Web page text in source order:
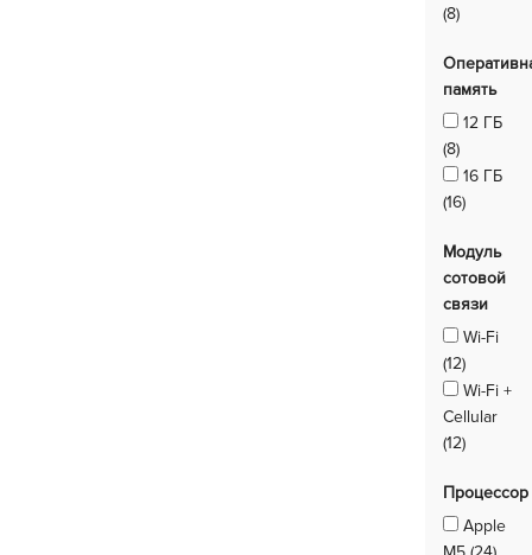
(8)
память
12 ГБ
(8)
16 ГБ
(16)
Модуль
сотовой
связи
Wi-Fi
(12)
Wi-Fi +
Cellular
(12)
Процессор
Apple